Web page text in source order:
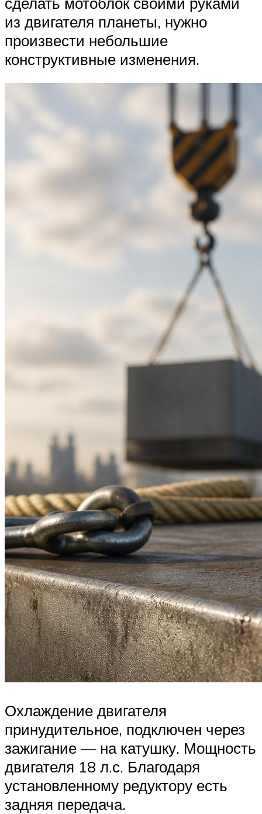
из двигателя планеты, нужно
произвести небольшие
конструктивные изменения.
Охлаждение двигателя
принудительное, подключен через
зажигание — на катушку. Мощность
двигателя 18 л.с. Благодаря
установленному редуктору есть
задняя передача.